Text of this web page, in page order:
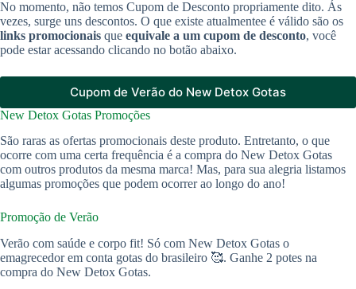
No momento, não temos Cupom de Desconto propriamente dito. Ás
vezes, surge uns descontos. O que existe atualmentee é válido são os
links promocionais que equivale a um cupom de desconto, você
pode estar acessando clicando no botão abaixo.
Cupom de Verão do New Detox Gotas
New Detox Gotas Promoções
São raras as ofertas promocionais deste produto. Entretanto, o que
ocorre com uma certa frequência é a compra do New Detox Gotas
com outros produtos da mesma marca! Mas, para sua alegria listamos
algumas promoções que podem ocorrer ao longo do ano!
Promoção de Verão
Verão com saúde e corpo fit! Só com New Detox Gotas o
emagrecedor em conta gotas do brasileiro 🥰. Ganhe 2 potes na
compra do New Detox Gotas.